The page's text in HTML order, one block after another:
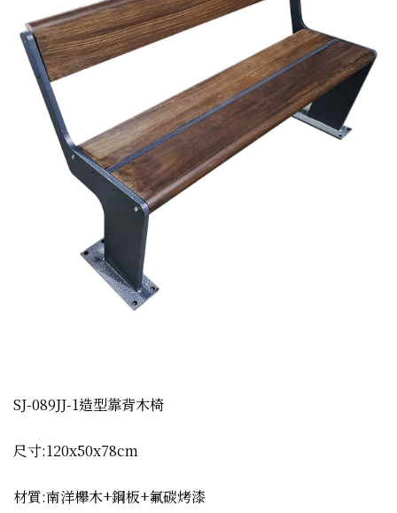
SJ-089JJ-1造型靠背木椅
尺寸:120x50x78cm
材質:南洋櫸木+鋼板+氟碳烤漆